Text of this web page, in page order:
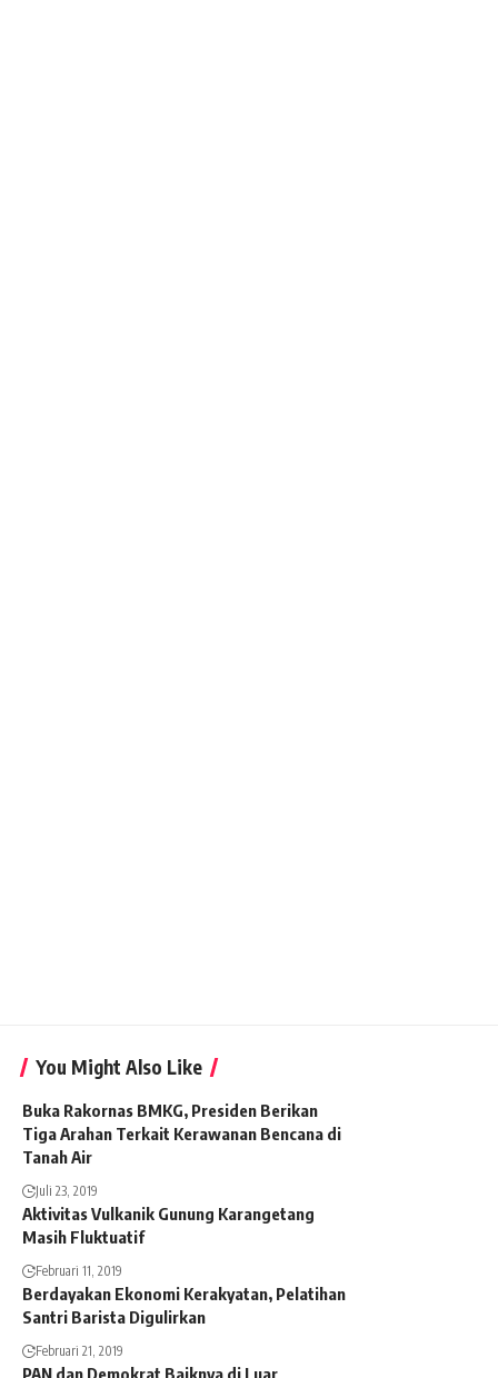
You Might Also Like
Buka Rakornas BMKG, Presiden Berikan
Tiga Arahan Terkait Kerawanan Bencana di
Tanah Air
Juli 23, 2019
Aktivitas Vulkanik Gunung Karangetang
Masih Fluktuatif
Februari 11, 2019
Berdayakan Ekonomi Kerakyatan, Pelatihan
Santri Barista Digulirkan
Februari 21, 2019
PAN dan Demokrat Baiknya di Luar